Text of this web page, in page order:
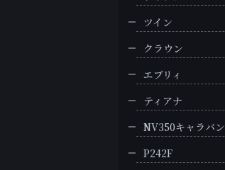
ツイン
クラウン
エブリィ
ティアナ
NV350キャラバン
P242F